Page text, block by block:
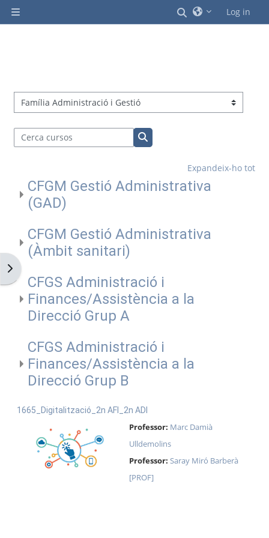
Panell lateral
CommutaLog in
Obre el calaix de blocs
Categories de cursos
Cerca cursos
Cerca cursos
Expandeix-ho tot
CFGM Gestió Administrativa
(GAD)
CFGM Gestió Administrativa
(Àmbit sanitari)
CFGS Administració i
Finances/Assistència a la
Direcció Grup A
CFGS Administració i
Finances/Assistència a la
Direcció Grup B
1665_Digitalització_2n AFI_2n ADI
Professor: Marc Damià
Ulldemolins
Professor:Saray Miró Barberà
[PROF]